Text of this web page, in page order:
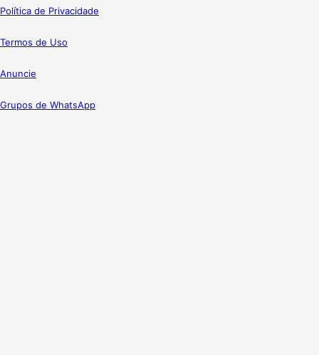
Política de Privacidade
Termos de Uso
Anuncie
Grupos de WhatsApp